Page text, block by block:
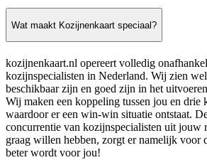
Wat maakt Kozijnenkaart speciaal?
kozijnenkaart.nl opereert volledig
kozijnspecialisten in Nederland. Wij zien
beschikbaar zijn en goed zijn in het
Wij maken een koppeling tussen jou en drie
waardoor er een win-win situatie ontstaat.
concurrentie van kozijnspecialisten uit jouw
graag willen hebben, zorgt er namelijk voor
beter wordt voor jou!